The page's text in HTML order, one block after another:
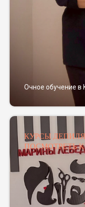
Очное обучение в
КУРСЫ
ПОСМОТРЕТЬ